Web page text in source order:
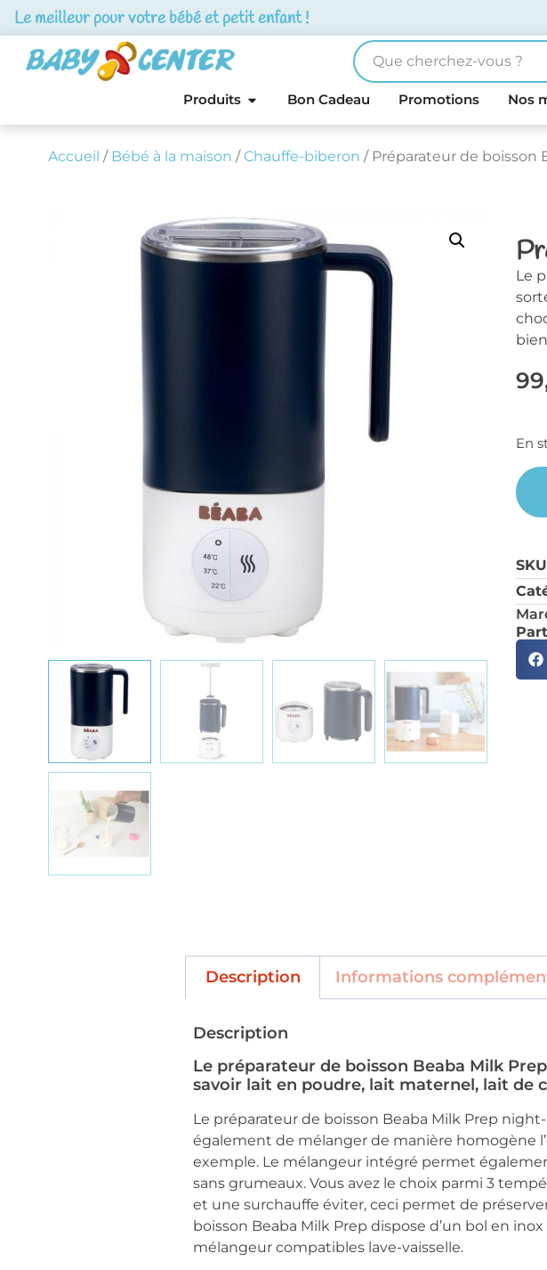
Le meilleur pour votre bébé et petit enfant !
Produits Bon Cadeau Promotions Nos
Accueil / Bébé à la maison /Chauffe-biberon / Préparateur de boisson
Le
En
Description Informations
Description
Le préparateur de boisson Beaba Milk
savoir lait en poudre, lait maternel, lait de
Le préparateur de boisson Beaba Milk Prep
également de mélanger de manière homogène
exemple. Le mélangeur intégré permet
sans grumeaux. Vous avez le choix parmi 3
et une surchauffe éviter, ceci permet de
boisson Beaba Milk Prep dispose d’un bol en
mélangeur compatibles lave-vaisselle.